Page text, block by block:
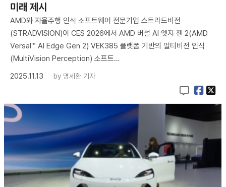
미래 제시
AMD와 자율주행 인식 소프트웨어 전문기업 스트라드비전
(STRADVISION)이 CES 2026에서 AMD 버설 AI 엣지 젠 2(AMD
Versal™ AI Edge Gen 2) VEK385 플랫폼 기반의 멀티비전 인식
(MultiVision Perception) 소프트…
2025.11.13
by 명세환 기자